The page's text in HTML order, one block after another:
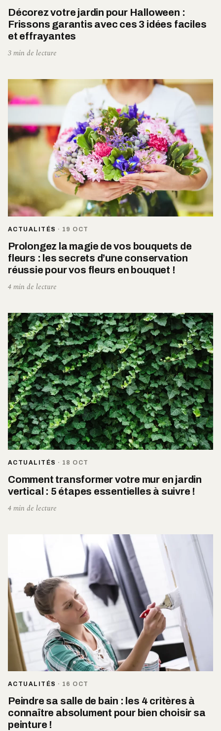
Décorez votre jardin pour Halloween :
Frissons garantis avec ces 3 idées faciles
et effrayantes
3 min de lecture
ACTUALITÉS · 19 OCT
Prolongez la magie de vos bouquets de
fleurs : les secrets d’une conservation
réussie pour vos fleurs en bouquet !
4 min de lecture
ACTUALITÉS · 18 OCT
Comment transformer votre mur en jardin
vertical : 5 étapes essentielles à suivre !
4 min de lecture
ACTUALITÉS · 16 OCT
Peindre sa salle de bain : les 4 critères à
connaître absolument pour bien choisir sa
peinture !